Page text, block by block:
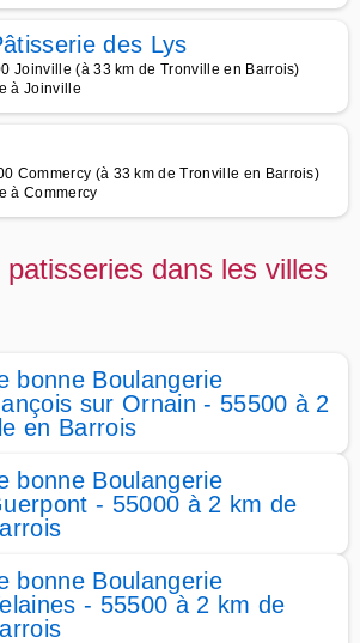
des Lys
Joinville (à 33 km de Tronville en Barrois)
à Joinville
Commercy (à 33 km de Tronville en Barrois)
à Commercy
patisseries dans les villes
bonne Boulangerie
sur Ornain - 55500 à 2
en Barrois
bonne Boulangerie
- 55000 à 2 km de
bonne Boulangerie
- 55500 à 2 km de